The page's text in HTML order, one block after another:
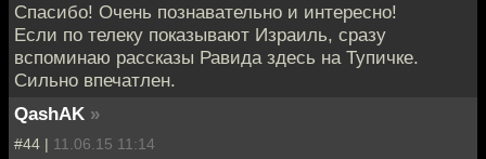
Спасибо! Очень познавательно и интересно!
Если по телеку показывают Израиль, сразу
вспоминаю рассказы Равида здесь на Тупичке.
Сильно впечатлен.
QashAK »
#44 | 11.06.15 11:14